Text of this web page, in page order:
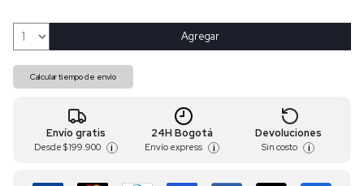
Agregar
Calcular tiempo de envío
Envío gratis
Desde $ 199.900 i
24H Bogotá
Envío express i
Devoluciones
Sin costo i